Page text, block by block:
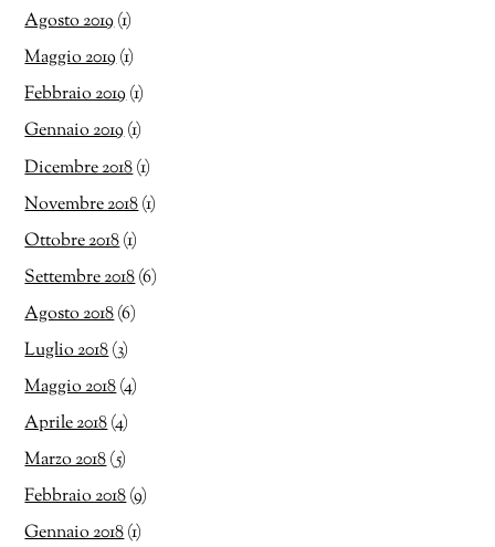
Agosto 2019(1)
Maggio 2019(1)
Febbraio 2019(1)
Gennaio 2019(1)
Dicembre 2018(1)
Novembre 2018(1)
Ottobre 2018(1)
Settembre 2018(6)
Agosto 2018(6)
Luglio 2018(3)
Maggio 2018(4)
Aprile 2018(4)
Marzo 2018(5)
Febbraio 2018(9)
Gennaio 2018(1)